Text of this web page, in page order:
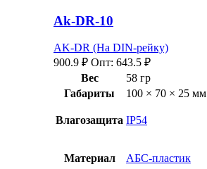
Ak-DR-10
AK-DR (На DIN-рейку)
900.9 ₽ Опт: 643.5 ₽
Вес
58 гр
Габариты
100 × 70 × 25 мм
Влагозащита IP54
Материал АБС-пластик